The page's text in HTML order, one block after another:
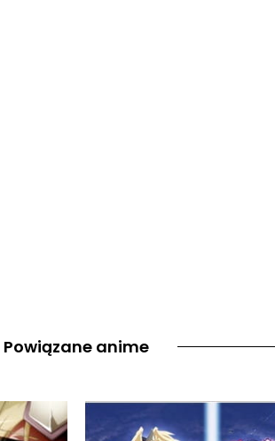
Powiązane anime